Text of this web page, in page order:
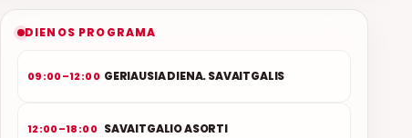
ETERYJE
DIENOS PROGRAMA
09:00–12:00 GERIAUSIA DIENA. SAVAITGALIS
12:00–18:00 SAVAITGALIO ASORTI